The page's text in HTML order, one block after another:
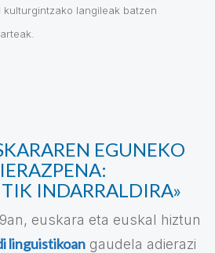
langileak batzen
EGUNEKO
INDARRALDIRA»
euskara eta euskal hiztun
linguistikoan gaudela adierazi